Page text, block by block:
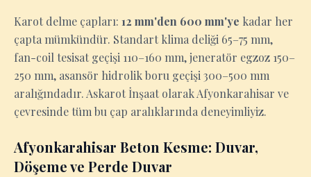
Karot delme çapları: 12 mm'den 600 mm'ye kadar her
çapta mümkündür. Standart klima deliği 65–75 mm,
fan-coil tesisat geçişi 110–160 mm, jeneratör egzoz 150–
250 mm, asansör hidrolik boru geçişi 300–500 mm
aralığındadır. Askarot İnşaat olarak Afyonkarahisar ve
çevresinde tüm bu çap aralıklarında deneyimliyiz.
Afyonkarahisar Beton Kesme: Duvar,
Döşeme ve Perde Duvar